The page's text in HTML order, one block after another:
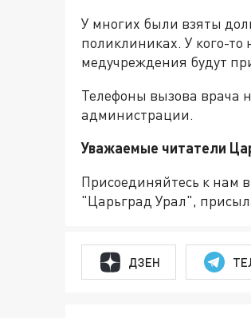
У многих были взяты
поликлиниках. У кого-
медучреждения будут
Телефоны вызова врача
администрации.
Уважаемые читатели
Присоединяйтесь к нам в
"Царьград Урал",
ДЗЕН